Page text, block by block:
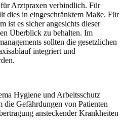
Arztpraxen verbindlich. Für
dies in eingeschränktem Maße. Für
ist es sicher angesichts dieser
Überblick zu behalten. Im
sollten die gesetzlichen
integriert und
Hygiene und Arbeitsschutz
die Gefährdungen von Patienten
ansteckender Krankheiten